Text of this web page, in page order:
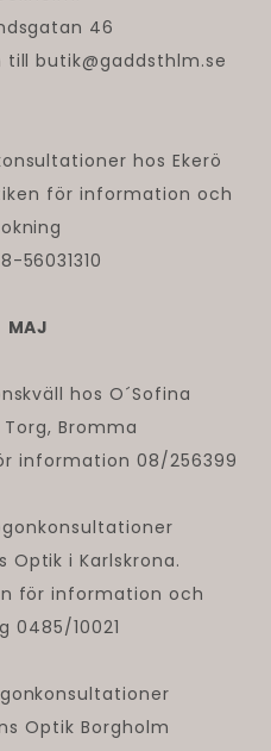
46
butik@gaddsthlm.se
hos Ekerö
för information och
56031310
MAJ
hos O´Sofina
Bromma
information 08/256399
Optik i Karlskrona.
för information och
0485/10021
Optik Borgholm